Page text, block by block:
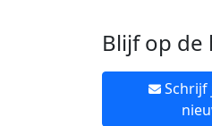
Blijf op de
Schrijf